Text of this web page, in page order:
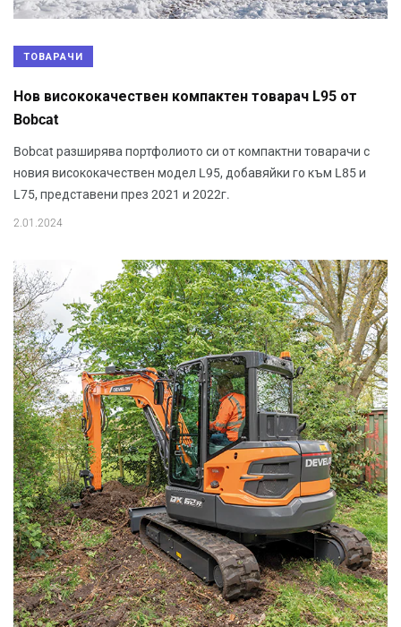
ТОВАРАЧИ
Нов висококачествен компактен товарач L95 от
Bobcat
Bobcat разширява портфолиото си от компактни товарачи с
новия висококачествен модел L95, добавяйки го към L85 и
L75, представени през 2021 и 2022г.
2.01.2024